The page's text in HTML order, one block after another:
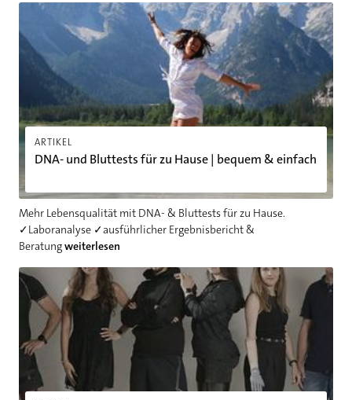
ARTIKEL
DNA- und Bluttests für zu Hause | bequem & einfach
Mehr Lebensqualität mit DNA- & Bluttests für zu Hause.
✓Laboranalyse ✓ausführlicher Ergebnisbericht &
Beratungweiterlesen
DNA- und Bluttests für zu Hause | bequem & einfach
Orthopädie Technik in Köln: Ein umfassender Leitfaden